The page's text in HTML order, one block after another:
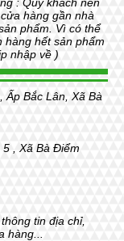
hàng gần nhà
phẩm. Vì có thể
hàng hết sản phẩm
nhập về )
Ấp Bắc Lân, Xã Bà
5 , Xã Bà Điểm
tin địa chỉ,
hàng...